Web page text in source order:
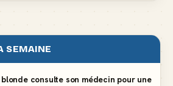
SEMAINE
blonde consulte son médecin pour une